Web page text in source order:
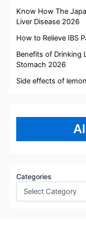
Know How The
Liver Disease 2026
How to Relieve IBS
Benefits of Drinking
Stomach 2026
Side effects of
Categories